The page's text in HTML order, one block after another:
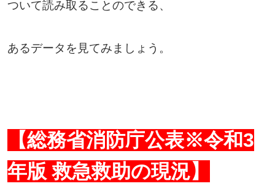
ついて読み取ることのできる、
あるデータを見てみましょう。
【総務省消防庁公表※令和3
年版 救急救助の現況】